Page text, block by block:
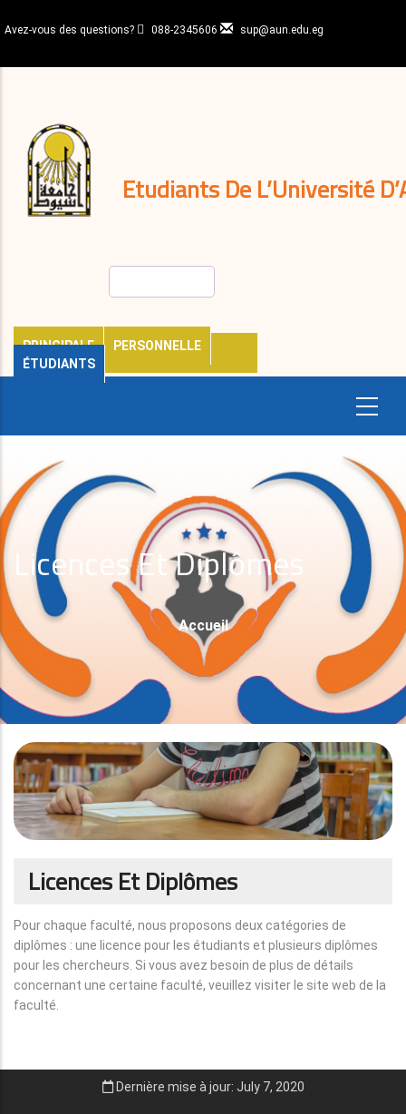
au
principal
Avez-vous des questions? 088-2345606 sup@aun.edu.eg
Etudiants De L’Université
PRINCIPALE
PERSONNELLE
ÉTUDIANTS
décisions
Expatriés
Journal
Licences Et Diplômes
Fil
D'Ariane
Accueil
Licences Et Diplômes
Pour chaque faculté, nous proposons deux catégories de
diplômes : une licence pour les étudiants et plusieurs diplômes
pour les chercheurs. Si vous avez besoin de plus de détails
concernant une certaine faculté, veuillez visiter le site web de la
faculté.
Dernière mise à jour: July 7, 2020